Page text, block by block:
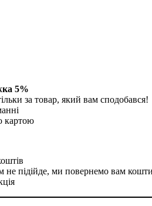
5%
за товар, який вам сподобався!
картою
підійде, ми повернемо вам